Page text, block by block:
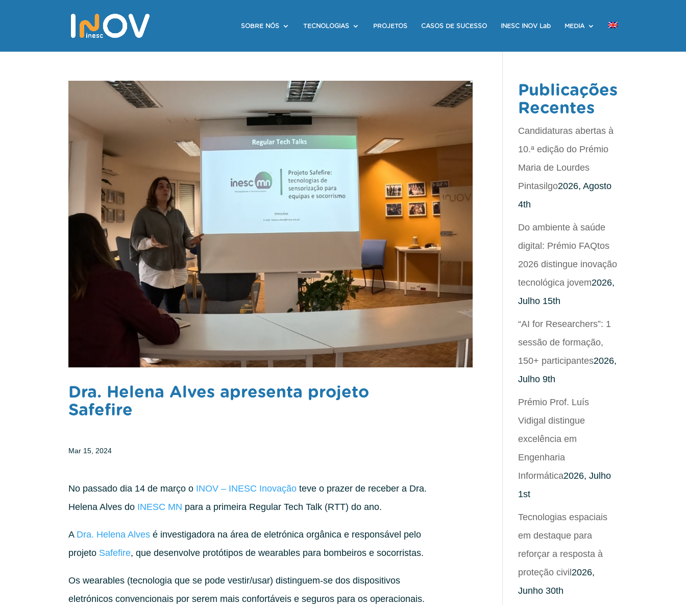
SOBRE NÓS TECNOLOGIAS PROJETOS CASOS DE SUCESSO INESC INOV Lab MEDIA
Dra. Helena Alves apresenta projeto
Safefire
Mar 15, 2024
No passado dia 14 de março o INOV – INESC Inovação teve o prazer de receber a Dra.
Helena Alves do INESC MN para a primeira Regular Tech Talk (RTT) do ano.
A Dra. Helena Alves é investigadora na área de eletrónica orgânica e responsável pelo
projeto Safefire, que desenvolve protótipos de wearables para bombeiros e socorristas.
Os wearables (tecnologia que se pode vestir/usar) distinguem-se dos dispositivos
eletrónicos convencionais por serem mais confortáveis e seguros para os operacionais.
Publicações
Recentes
Candidaturas abertas à
10.ª edição do Prémio
Maria de Lourdes
Pintasilgo2026, Agosto
4th
Do ambiente à saúde
digital: Prémio FAQtos
2026 distingue inovação
tecnológica jovem2026,
Julho 15th
“AI for Researchers”: 1
sessão de formação,
150+ participantes2026,
Julho 9th
Prémio Prof. Luís
Vidigal distingue
excelência em
Engenharia
Informática2026, Julho
1st
Tecnologias espaciais
em destaque para
reforçar a resposta à
proteção civil2026,
Junho 30th